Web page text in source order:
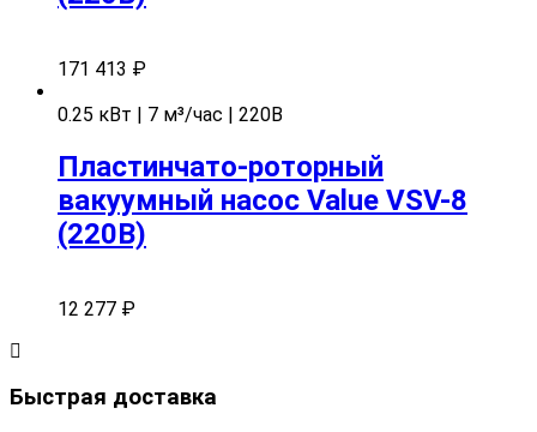
171 413 ₽
0.25 кВт | 7 м³/час | 220В
Пластинчато-роторный
вакуумный насос Value VSV-8
(220В)
12 277 ₽
Быстрая доставка